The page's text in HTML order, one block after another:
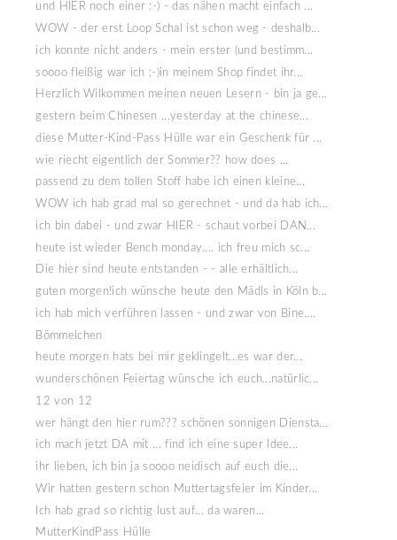
und HIER noch einer :-) - das nähen macht einfach ...
WOW - der erst Loop Schal ist schon weg - deshalb...
ich konnte nicht anders - mein erster (und bestimm...
soooo fleißig war ich :-)in meinem Shop findet ihr...
Herzlich Wilkommen meinen neuen Lesern - bin ja ge...
gestern beim Chinesen ...yesterday at the chinese...
diese Mutter-Kind-Pass Hülle war ein Geschenk für ...
wie riecht eigentlich der Sommer?? how does ...
passend zu dem tollen Stoff habe ich einen kleine...
WOW ich hab grad mal so gerechnet - und da hab ich...
ich bin dabei - und zwar HIER - schaut vorbei DAN...
heute ist wieder Bench monday.... ich freu mich sc...
Die hier sind heute entstanden - - alle erhältlich...
guten morgen!ich wünsche heute den Mädls in Köln b...
ich hab mich verführen lassen - und zwar von Bine....
Bömmelchen
heute morgen hats bei mir geklingelt...es war der...
wunderschönen Feiertag wünsche ich euch...natürlic...
12 von 12
wer hängt den hier rum??? schönen sonnigen Diensta...
ich mach jetzt DA mit ... find ich eine super Idee...
ihr lieben, ich bin ja soooo neidisch auf euch die...
Wir hatten gestern schon Muttertagsfeier im Kinder...
Ich hab grad so richtig lust auf... da waren...
MutterKindPass Hülle